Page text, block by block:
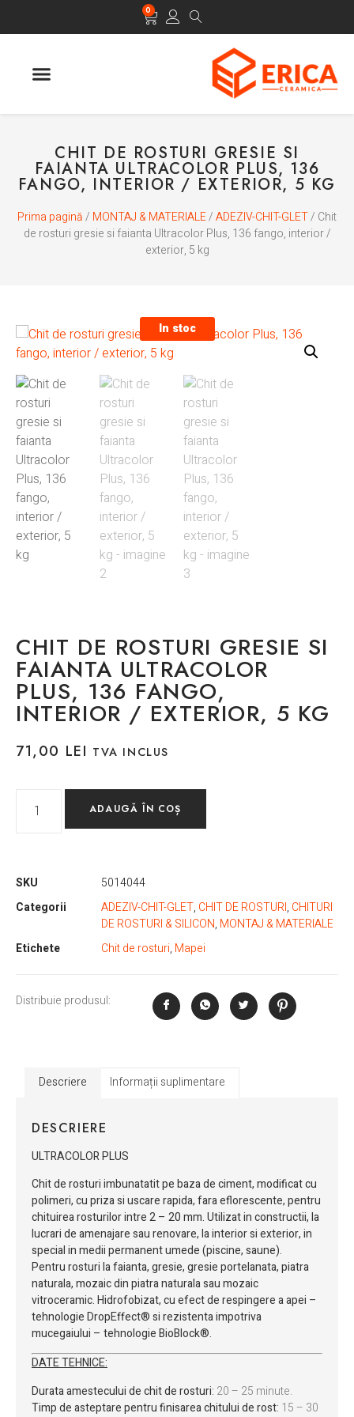
0
CHIT DE ROSTURI GRESIE SI
FAIANTA ULTRACOLOR PLUS, 136
FANGO, INTERIOR / EXTERIOR, 5 KG
Prima pagină/ MONTAJ & MATERIALE/ADEZIV-CHIT-GLET/ Chit
de rosturi gresie si faianta Ultracolor Plus, 136 fango, interior /
exterior, 5 kg
In stoc
CHIT DE ROSTURI GRESIE SI
FAIANTA ULTRACOLOR
PLUS, 136 FANGO,
INTERIOR / EXTERIOR, 5 KG
71,00 LEI TVA INCLUS
ADAUGĂ ÎN COȘ
SKU
5014044
Categorii
ADEZIV-CHIT-GLET, CHIT DE ROSTURI, CHITURI
DE ROSTURI & SILICON, MONTAJ & MATERIALE
Etichete
Chit de rosturi, Mapei
Distribuie produsul:
Descriere Informații suplimentare
DESCRIERE
ULTRACOLOR PLUS
Chit de rosturi imbunatatit pe baza de ciment, modificat cu
polimeri, cu priza si uscare rapida, fara eflorescente, pentru
chituirea rosturilor intre 2 – 20 mm. Utilizat in constructii, la
lucrari de amenajare sau renovare, la interior si exterior, in
special in medii permanent umede (piscine, saune).
Pentru rosturi la faianta, gresie, gresie portelanata, piatra
naturala, mozaic din piatra naturala sau mozaic
vitroceramic. Hidrofobizat, cu efect de respingere a apei –
tehnologie DropEffect® si rezistenta impotriva
mucegaiului – tehnologie BioBlock®.
DATE TEHNICE:
Durata amestecului de chit de rosturi: 20 – 25 minute.
Timp de asteptare pentru finisarea chitului de rost: 15 – 30